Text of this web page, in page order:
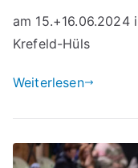
am 15.+16.06.2024
Krefeld-Hüls
Weiterlesen